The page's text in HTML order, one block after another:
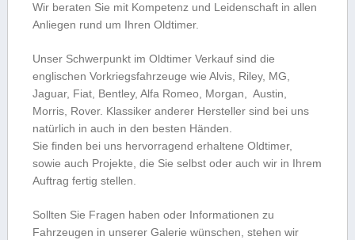
Wir beraten Sie mit Kompetenz und Leidenschaft in allen
Anliegen rund um Ihren Oldtimer.
Unser Schwerpunkt im Oldtimer Verkauf sind die
englischen Vorkriegsfahrzeuge wie Alvis, Riley, MG,
Jaguar, Fiat, Bentley, Alfa Romeo, Morgan, Austin,
Morris, Rover. Klassiker anderer Hersteller sind bei uns
natürlich in auch in den besten Händen.
Sie finden bei uns hervorragend erhaltene Oldtimer,
sowie auch Projekte, die Sie selbst oder auch wir in Ihrem
Auftrag fertig stellen.
Sollten Sie Fragen haben oder Informationen zu
Fahrzeugen in unserer Galerie wünschen, stehen wir